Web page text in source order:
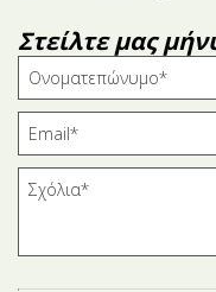
Στείλτε μας